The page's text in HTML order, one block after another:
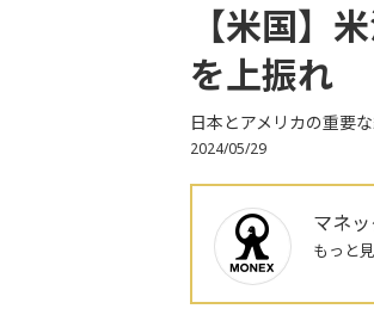
【米国】
を上振れ
日本とアメリカの重要
2024/05/29
マネ
もっと